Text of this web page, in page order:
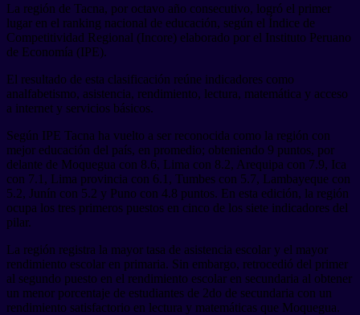
La región de Tacna, por octavo año consecutivo, logró el primer
lugar en el ranking nacional de educación, según el Índice de
Competitividad Regional (Incore) elaborado por el Instituto Peruano
de Economía (IPE).
El resultado de esta clasificación reúne indicadores como
analfabetismo, asistencia, rendimiento, lectura, matemática y acceso
a internet y servicios básicos.
Según IPE Tacna ha vuelto a ser reconocida como la región con
mejor educación del país, en promedio; obteniendo 9 puntos, por
delante de Moquegua con 8.6, Lima con 8.2, Arequipa con 7.9, Ica
con 7.1, Lima provincia con 6.1, Tumbes con 5.7, Lambayeque con
5.2, Junín con 5.2 y Puno con 4.8 puntos. En esta edición, la región
ocupa los tres primeros puestos en cinco de los siete indicadores del
pilar.
La región registra la mayor tasa de asistencia escolar y el mayor
rendimiento escolar en primaria. Sin embargo, retrocedió del primer
al segundo puesto en el rendimiento escolar en secundaria al obtener
un menor porcentaje de estudiantes de 2do de secundaria con un
rendimiento satisfactorio en lectura y matemáticas que Moquegua.